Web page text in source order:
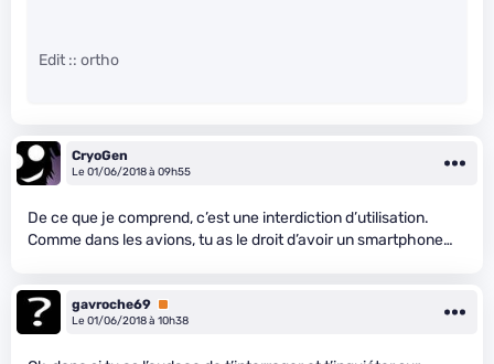
Edit :: ortho
CryoGen
Le 01/06/2018 à 09h55
De ce que je comprend, c’est une interdiction d’utilisation.
Comme dans les avions, tu as le droit d’avoir un smartphone…
gavroche69 Premium
Le 01/06/2018 à 10h38